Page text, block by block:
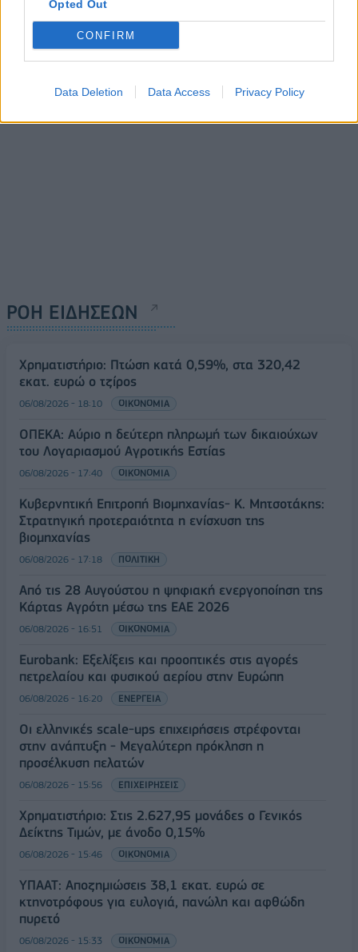
Opted Out
CONFIRM
Data Deletion Data Access Privacy Policy
γνωρίζουμε μέχρι τώρα
12/05/2026 - 15:39
κρατουμένων είναι
ΡΟΗ ΕΙΔΗΣΕΩΝ
Χρηματιστήριο: Πτώση κατά 0,59%, στα 320,42
εκατ. ευρώ ο τζίρος
06/08/2026 - 18:10 ΟΙΚΟΝΟΜΙΑ
ΟΠΕΚΑ: Αύριο η δεύτερη πληρωμή των δικαιούχων
του Λογαριασμού Αγροτικής Εστίας
06/08/2026 - 17:40 ΟΙΚΟΝΟΜΙΑ
Κυβερνητική Επιτροπή Βιομηχανίας- Κ. Μητσοτάκης:
Στρατηγική προτεραιότητα η ενίσχυση της
βιομηχανίας
06/08/2026 - 17:18 ΠΟΛΙΤΙΚΗ
Από τις 28 Αυγούστου η ψηφιακή ενεργοποίηση της
Κάρτας Αγρότη μέσω της ΕΑΕ 2026
06/08/2026 - 16:51 ΟΙΚΟΝΟΜΙΑ
Eurobank: Εξελίξεις και προοπτικές στις αγορές
πετρελαίου και φυσικού αερίου στην Ευρώπη
06/08/2026 - 16:20 ΕΝΕΡΓΕΙΑ
Οι ελληνικές scale-ups επιχειρήσεις στρέφονται
στην ανάπτυξη - Μεγαλύτερη πρόκληση η
προσέλκυση πελατών
06/08/2026 - 15:56 ΕΠΙΧΕΙΡΗΣΕΙΣ
Χρηματιστήριο: Στις 2.627,95 μονάδες ο Γενικός
Δείκτης Τιμών, με άνοδο 0,15%
06/08/2026 - 15:46 ΟΙΚΟΝΟΜΙΑ
ΥΠΑΑΤ: Αποζημιώσεις 38,1 εκατ. ευρώ σε
κτηνοτρόφους για ευλογιά, πανώλη και αφθώδη
πυρετό
06/08/2026 - 15:33 ΟΙΚΟΝΟΜΙΑ